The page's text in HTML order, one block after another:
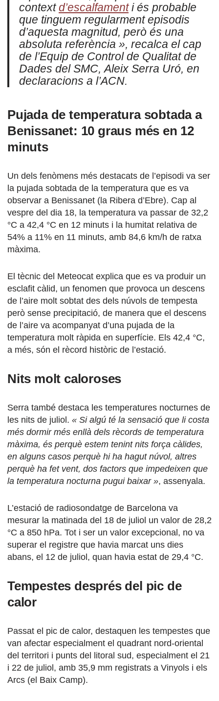
context d’escalfamenti és probable
que tinguem regularment episodis
d’aquesta magnitud, però és una
absoluta referència », recalca el cap
de l’Equip de Control de Qualitat de
Dades del SMC, Aleix Serra Uró, en
declaracions a l’ACN.
Pujada de temperatura sobtada a
Benissanet: 10 graus més en 12
minuts
Un dels fenòmens més destacats de l’episodi va ser
la pujada sobtada de la temperatura que es va
observar a Benissanet (la Ribera d’Ebre). Cap al
vespre del dia 18, la temperatura va passar de 32,2
°C a 42,4 °C en 12 minuts i la humitat relativa de
54% a 11% en 11 minuts, amb 84,6 km/h de ratxa
màxima.
El tècnic del Meteocat explica que es va produir un
esclafit càlid, un fenomen que provoca un descens
de l’aire molt sobtat des dels núvols de tempesta
però sense precipitació, de manera que el descens
de l’aire va acompanyat d’una pujada de la
temperatura molt ràpida en superfície. Els 42,4 °C,
a més, són el rècord històric de l’estació.
Nits molt caloroses
Serra també destaca les temperatures nocturnes de
les nits de juliol. « Si algú té la sensació que li costa
més dormir més enllà dels rècords de temperatura
màxima, és perquè estem tenint nits força càlides,
en alguns casos perquè hi ha hagut núvol, altres
perquè ha fet vent, dos factors que impedeixen que
la temperatura nocturna pugui baixar », assenyala.
L’estació de radiosondatge de Barcelona va
mesurar la matinada del 18 de juliol un valor de 28,2
°C a 850 hPa. Tot i ser un valor excepcional, no va
superar el registre que havia marcat uns dies
abans, el 12 de juliol, quan havia estat de 29,4 °C.
Tempestes després del pic de
calor
Passat el pic de calor, destaquen les tempestes que
van afectar especialment el quadrant nord-oriental
del territori i punts del litoral sud, especialment el 21
i 22 de juliol, amb 35,9 mm registrats a Vinyols i els
Arcs (el Baix Camp).